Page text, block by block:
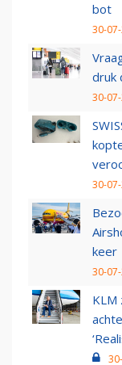
bot
30-
druk
30-
30-
keer
30-